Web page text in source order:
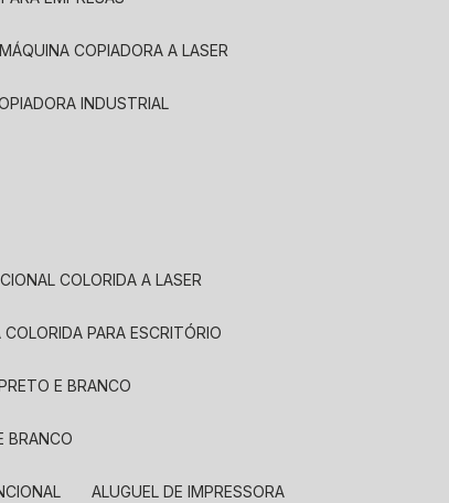
MÁQUINA COPIADORA A LASER
INDUSTRIAL
COLORIDA A LASER
COLORIDA PARA ESCRITÓRIO
E BRANCO
BRANCO
ALUGUEL DE IMPRESSORA